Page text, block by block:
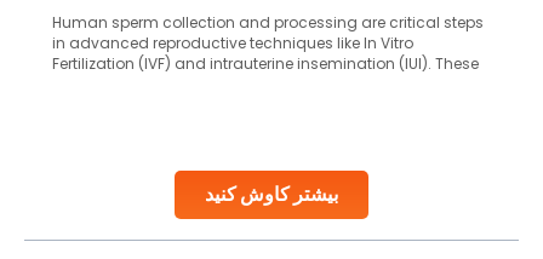
بیشتر کاوش کنید
Human sperm collection and processing are critical steps
in advanced reproductive techniques like In Vitro
Fertilization (IVF) and intrauterine insemination (IUI). These
collected, they process the